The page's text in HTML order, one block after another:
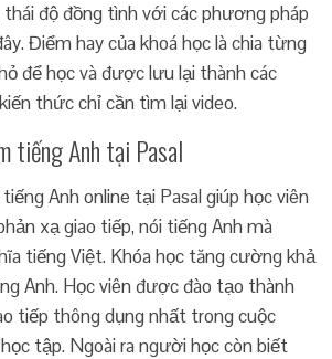
độ đồng tình với các phương pháp
Điểm hay của khoá học là chia từng
để học và được lưu lại thành các
thức chỉ cần tìm lại video.
tiếng Anh tại Pasal
Anh online tại Pasal giúp học viên
xạ giao tiếp, nói tiếng Anh mà
tiếng Việt. Khóa học tăng cường khả
Anh. Học viên được đào tạo thành
tiếp thông dụng nhất trong cuộc
tập. Ngoài ra người học còn biết